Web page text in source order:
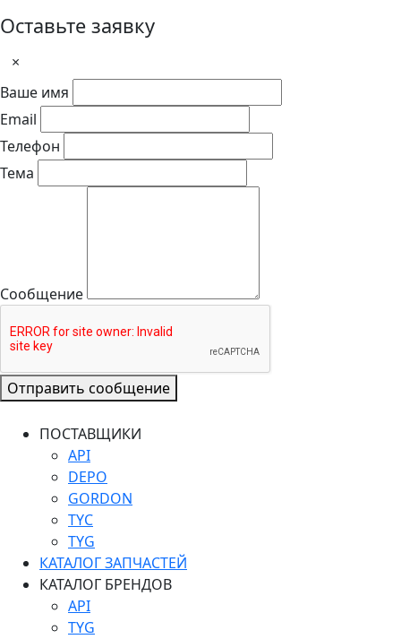
Оставьте заявку
×
Ваше имя
Email
Телефон
Тема
Сообщение
Отправить сообщение
ПОСТАВЩИКИ
API
DEPO
GORDON
TYC
TYG
КАТАЛОГ ЗАПЧАСТЕЙ
КАТАЛОГ БРЕНДОВ
API
TYG